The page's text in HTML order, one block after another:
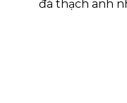
đá thạch anh